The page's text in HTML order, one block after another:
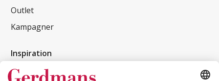
Outlet
Kampagner
Inspiration
Kundereferencer